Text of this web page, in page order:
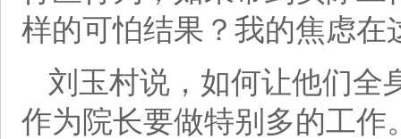
样的可怕结果？我的焦虑在
刘玉村说，如何让他们全
作为院长要做特别多的工